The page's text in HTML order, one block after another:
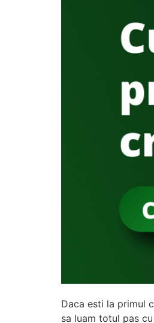
Daca esti la primul
sa luam totul pas